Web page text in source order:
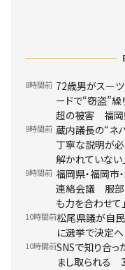
8時間前 72歳男がスー
ードで“窃盗”
超の被害 福岡
9時間前 蔵内議長の“ネ
丁寧な説明が
解かれていな
9時間前 福岡県・福岡市
連絡会議 服部
も力を合わせて
10時間前松尾県議が自
に選挙で決定
10時間前SNSで知り合
まし取られる